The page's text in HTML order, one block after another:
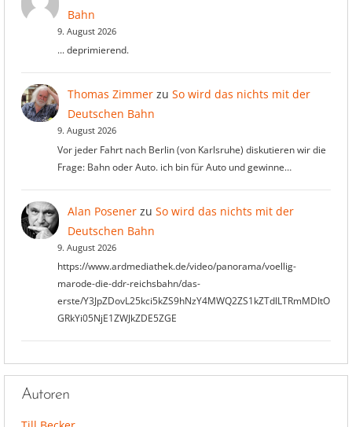
Bahn
9. August 2026
... deprimierend.
Thomas Zimmerzu So wird das nichts mit der
Deutschen Bahn
9. August 2026
Vor jeder Fahrt nach Berlin (von Karlsruhe) diskutieren wir die
Frage: Bahn oder Auto. ich bin für Auto und gewinne…
Alan Posenerzu So wird das nichts mit der
Deutschen Bahn
9. August 2026
https://www.ardmediathek.de/video/panorama/voellig-
marode-die-ddr-reichsbahn/das-
erste/Y3JpZDovL25kci5kZS9hNzY4MWQ2ZS1kZTdlLTRmMDItO
GRkYi05NjE1ZWJkZDE5ZGE
Autoren